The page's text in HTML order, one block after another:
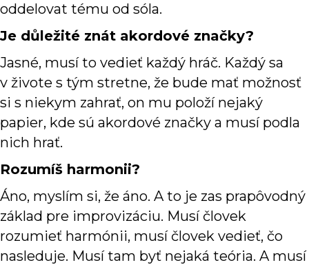
oddelovat tému od sóla.
Je důležité znát akordové značky?
Jasné, musí to vedieť každý hráč. Každý sa
v živote s tým stretne, že bude mať možnosť
si s niekym zahrať, on mu položí nejaký
papier, kde sú akordové značky a musí podla
nich hrať.
Rozumíš harmonii?
Áno, myslím si, že áno. A to je zas prapôvodný
základ pre improvizáciu. Musí človek
rozumieť harmónii, musí človek vedieť, čo
nasleduje. Musí tam byť nejaká teória. A musí